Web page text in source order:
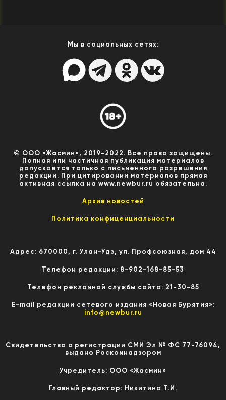
Мы в социальных сетях:
© ООО «Жасмин», 2019-2022. Все права защищены.
Полная или частичная публикация материалов
допускается только с письменного разрешения
редакции. При цитировании материалов прямая
активная ссылка на www.newbur.ru обязательна.
Архив новостей
Политика конфиценциальности
Адрес: 670000, г. Улан-Удэ, ул. Профсоюзная, дом 44
Телефон редакции: 8-902-168-85-53
Телефон рекламной службы сайта: 21-30-85
E-mail редакции сетевого издания «Новая Бурятия»:
info@newbur.ru
Свидетельство о регистрации СМИ Эл № ФС 77-76094,
выдано Роскомнадзором
Учредитель: ООО «Жасмин»
Главный редактор: Никитина Т.И.